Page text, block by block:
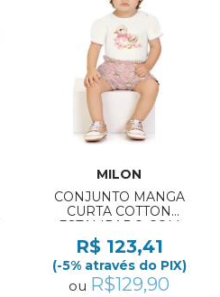
MILON
CONJUNTO MANGA
CURTA COTTON
ESTAMPADO COM
SHORTS MILON
REF:2001841 3 Á 18
MESES
R$ 123,41
(-5% através do PIX)
ou R$129,90